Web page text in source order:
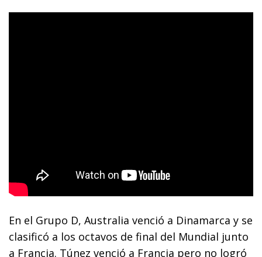
En el Grupo D, Australia venció a Dinamarca y se
clasificó a los octavos de final del Mundial junto
a Francia. Túnez venció a Francia pero no logró